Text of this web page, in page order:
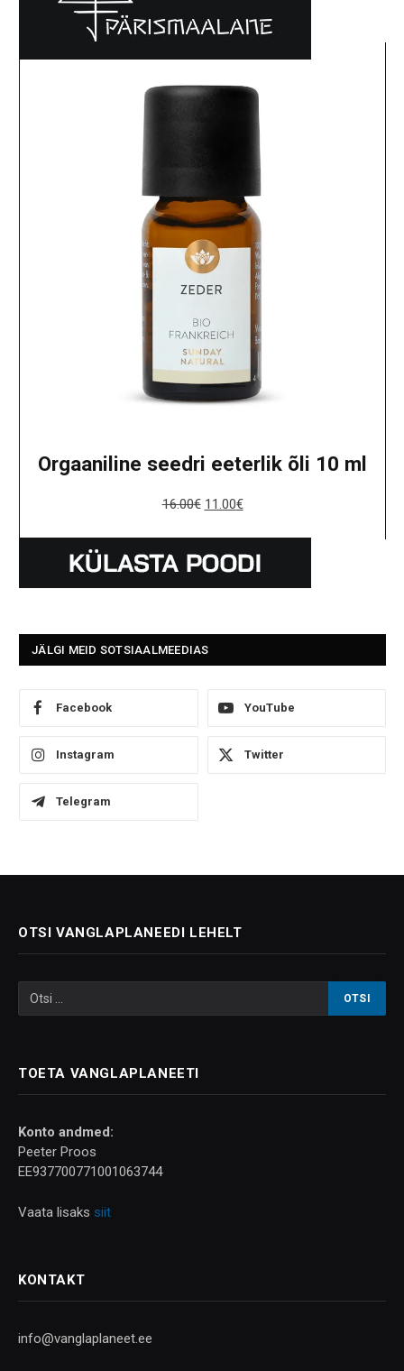
Orgaaniline seedri eeterlik õli 10 ml
16.00€ 11.00€
JÄLGI MEID SOTSIAALMEEDIAS
Facebook YouTube
Instagram Twitter
Telegram
OTSI VANGLAPLANEEDI LEHELT
TOETA VANGLAPLANEETI
Konto andmed:
Peeter Proos
EE937700771001063744
Vaata lisaks siit
KONTAKT
info@vanglaplaneet.ee